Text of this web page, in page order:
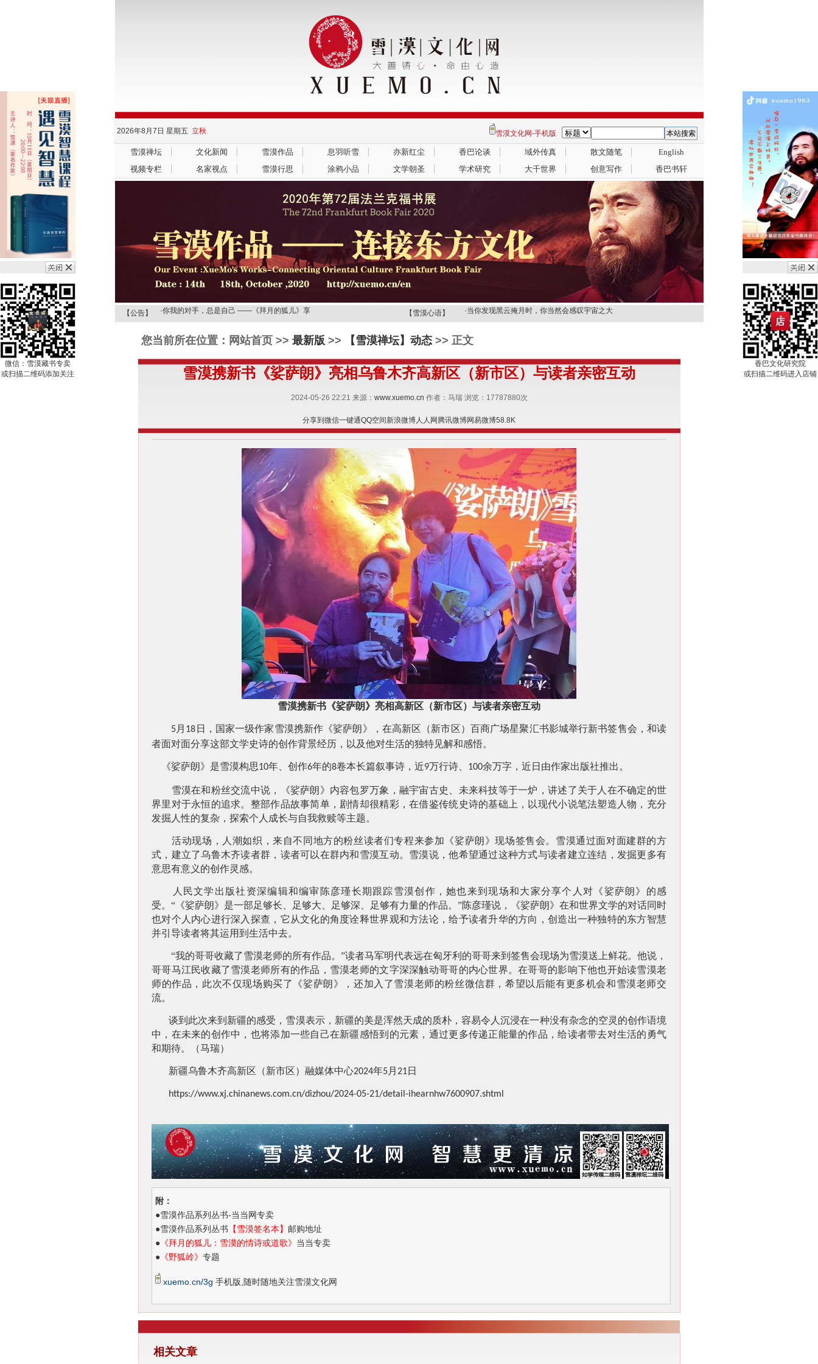
2026年8月7日 星期五 立秋 雪漠文化网-手机版
雪漠禅坛 文化新闻 雪漠作品 息羽听雪 亦新红尘 香巴论谈 域外传真 散文随笔
English
视频专栏
名家视点 雪漠行思 涂鸦小品 文学朝圣 学术研究 大千世界 创意写作 香巴书轩
【公告】
·你我的对手，总是自己 ——《拜月的狐儿》享
· 在诗歌的季节走进“春天”——《拜月的狐儿
《野狐岭》探秘之——给梦想一次选择的机会
《野狐岭》探秘之——解读木鱼爸忧伤的眼神
·你我的对手，总是自己 ——《拜月的狐儿》享
《拜月的狐儿——雪漠的情诗或道歌》，读诗
在诗歌的季节走进“春天”——《拜月的狐儿
从阅读文学经典来品味《解读雪漠》——广州
《野狐岭》探秘之——给梦想一次选择的机会
《野狐岭》探秘之——骆驼的启示
《野狐岭》探秘之——解读木鱼爸忧伤的眼神
【雪漠心语】
你眼里的世界是天堂，那就是天堂
·当你发现黑云掩月时，你当然会感叹宇宙之大
·【雪漠心语】要想改变别人，先从改变自己开
领受狮子乳的，必须是上等的容器。
·你舍不得用念头去打扰它
·你眼里的世界是天堂，那就是天堂
·当你发现黑云掩月时，你当然会感叹宇宙之大
·当你的心成为观音时，你才具有观音的品德。
【雪漠心语】要想改变别人，先从改变自己开
·【雪漠心语】上天派了你来，对我进行着一种
·领受狮子乳的，必须是上等的容器。
·一切欲望都像梦一样，很快就会过去。
你舍不得用念头去打扰它
微信：雪漠藏书专卖
或扫描二维码添加关注
香巴文化研究院
或扫描二维码进入店铺
您当前所在位置：网站首页 >> 最新版 >> 【雪漠禅坛】动态>> 正文
雪漠携新书《娑萨朗》亮相乌鲁木齐高新区（新市区）与读者亲密互动
2024-05-26 22:21 来源： www.xuemo.cn 作者：马瑞 浏览： 17787880次
分享到 微信一键通QQ空间新浪微博人人网 腾讯微博网易微博58.8K
雪漠携新书《娑萨朗》亮相高新区（新市区）与读者亲密互动
5月 18 日，国家一级作家雪漠携新作《娑萨朗》，在高新区（新市区）百商广场星聚汇书影城举行新书签售会，和读
者面对面分享这部文学史诗的创作背景经历，以及他对生活的独特见解和感悟。
《娑萨朗》是雪漠构思10年、创作6年的8卷本长篇叙事诗，近9万行诗、 100余万字，近日由作家出版社推出。
雪漠在和粉丝交流中说，《娑萨朗》内容包罗万象，融宇宙古史、未来科技等于一炉，讲述了关于人在不确定的世
界里对于永恒的追求。整部作品故事简单，剧情却很精彩，在借鉴传统史诗的基础上，以现代小说笔法塑造人物，充分
发掘人性的复杂，探索个人成长与自我救赎等主题。
活动现场，人潮如织，来自不同地方的粉丝读者们专程来参加《娑萨朗》现场签售会。雪漠通过面对面建群的方
式，建立了乌鲁木齐读者群，读者可以在群内和雪漠互动。雪漠说，他希望通过这种方式与读者建立连结，发掘更多有
意思有意义的创作灵感。
人民文学出版社资深编辑和编审陈彦瑾长期跟踪雪漠创作，她也来到现场和大家分享个人对《娑萨朗》的感
受。“《娑萨朗》是一部足够长、足够大、足够深、足够有力量的作品。”陈彦瑾说，《娑萨朗》在和世界文学的对话同时
也对个人内心进行深入探查，它从文化的角度诠释世界观和方法论，给予读者升华的方向，创造出一种独特的东方智慧
并引导读者将其运用到生活中去。
“我的哥哥收藏了雪漠老师的所有作品。”读者马军明代表远在匈牙利的哥哥来到签售会现场为雪漠送上鲜花。他说，
哥哥马江民收藏了雪漠老师所有的作品，雪漠老师的文字深深触动哥哥的内心世界。在哥哥的影响下他也开始读雪漠老
师的作品，此次不仅现场购买了《娑萨朗》，还加入了雪漠老师的粉丝微信群，希望以后能有更多机会和雪漠老师交
流。
谈到此次来到新疆的感受，雪漠表示，新疆的美是浑然天成的质朴，容易令人沉浸在一种没有杂念的空灵的创作语境
中，在未来的创作中，也将添加一些自己在新疆感悟到的元素，通过更多传递正能量的作品，给读者带去对生活的勇气
和期待。（马瑞）
新疆乌鲁木齐高新区（新市区）融媒体中心2024年5月 21日
https://www.xj.chinanews.com.cn/dizhou/2024-05-21/detail-ihearnhw7600907.shtml
附：
●雪漠作品系列丛书-当当网专卖
●雪漠作品系列丛书 【雪漠签名本】 邮购地址
● 《拜月的狐儿：雪漠的情诗或道歌》 当当专卖
● 《野狐岭》 专题
xuemo.cn/3g 手机版,随时随地关注雪漠文化网
相关文章